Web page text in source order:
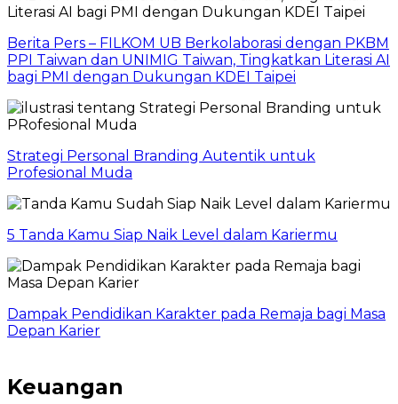
Berita Pers – FILKOM UB Berkolaborasi dengan PKBM
PPI Taiwan dan UNIMIG Taiwan, Tingkatkan Literasi AI
bagi PMI dengan Dukungan KDEI Taipei
Strategi Personal Branding Autentik untuk
Profesional Muda
5 Tanda Kamu Siap Naik Level dalam Kariermu
Dampak Pendidikan Karakter pada Remaja bagi Masa
Depan Karier
Keuangan